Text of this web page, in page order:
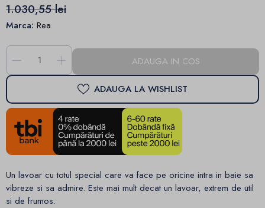
1.030,55 lei
Marca: Rea
- + ADAUGA IN COS
ADAUGA LA WISHLIST
Un lavoar cu totul special care va face pe oricine intra in baie sa
vibreze si sa admire. Este mai mult decat un lavoar, extrem de util
si de frumos.